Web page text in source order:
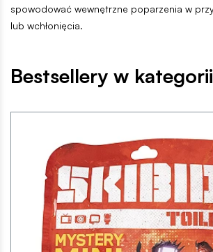
spowodować wewnętrzne poparzenia w
lub wchłonięcia.
Bestsellery w kategorii